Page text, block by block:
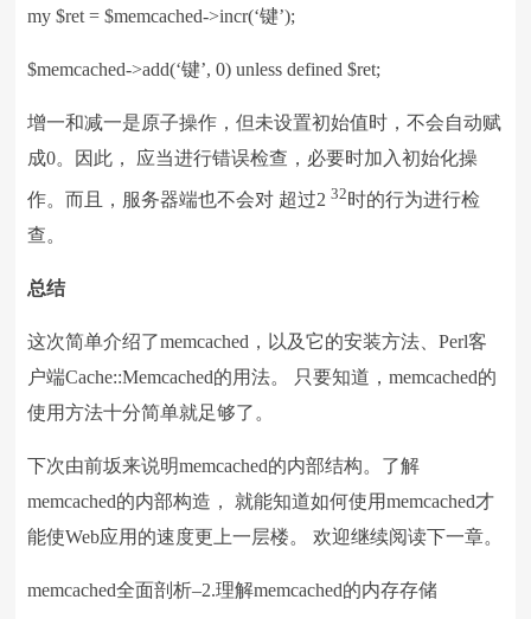
my $ret = $memcached->incr(‘键’);
$memcached->add(‘键’, 0) unless defined $ret;
增一和减一是原子操作，但未设置初始值时，不会自动赋
成0。因此， 应当进行错误检查，必要时加入初始化操
作。而且，服务器端也不会对 超过232时的行为进行检
查。
总结
这次简单介绍了memcached，以及它的安装方法、Perl客
户端Cache::Memcached的用法。 只要知道，memcached的
使用方法十分简单就足够了。
下次由前坂来说明memcached的内部结构。了解
memcached的内部构造， 就能知道如何使用memcached才
能使Web应用的速度更上一层楼。 欢迎继续阅读下一章。
memcached全面剖析–2.理解memcached的内存存储